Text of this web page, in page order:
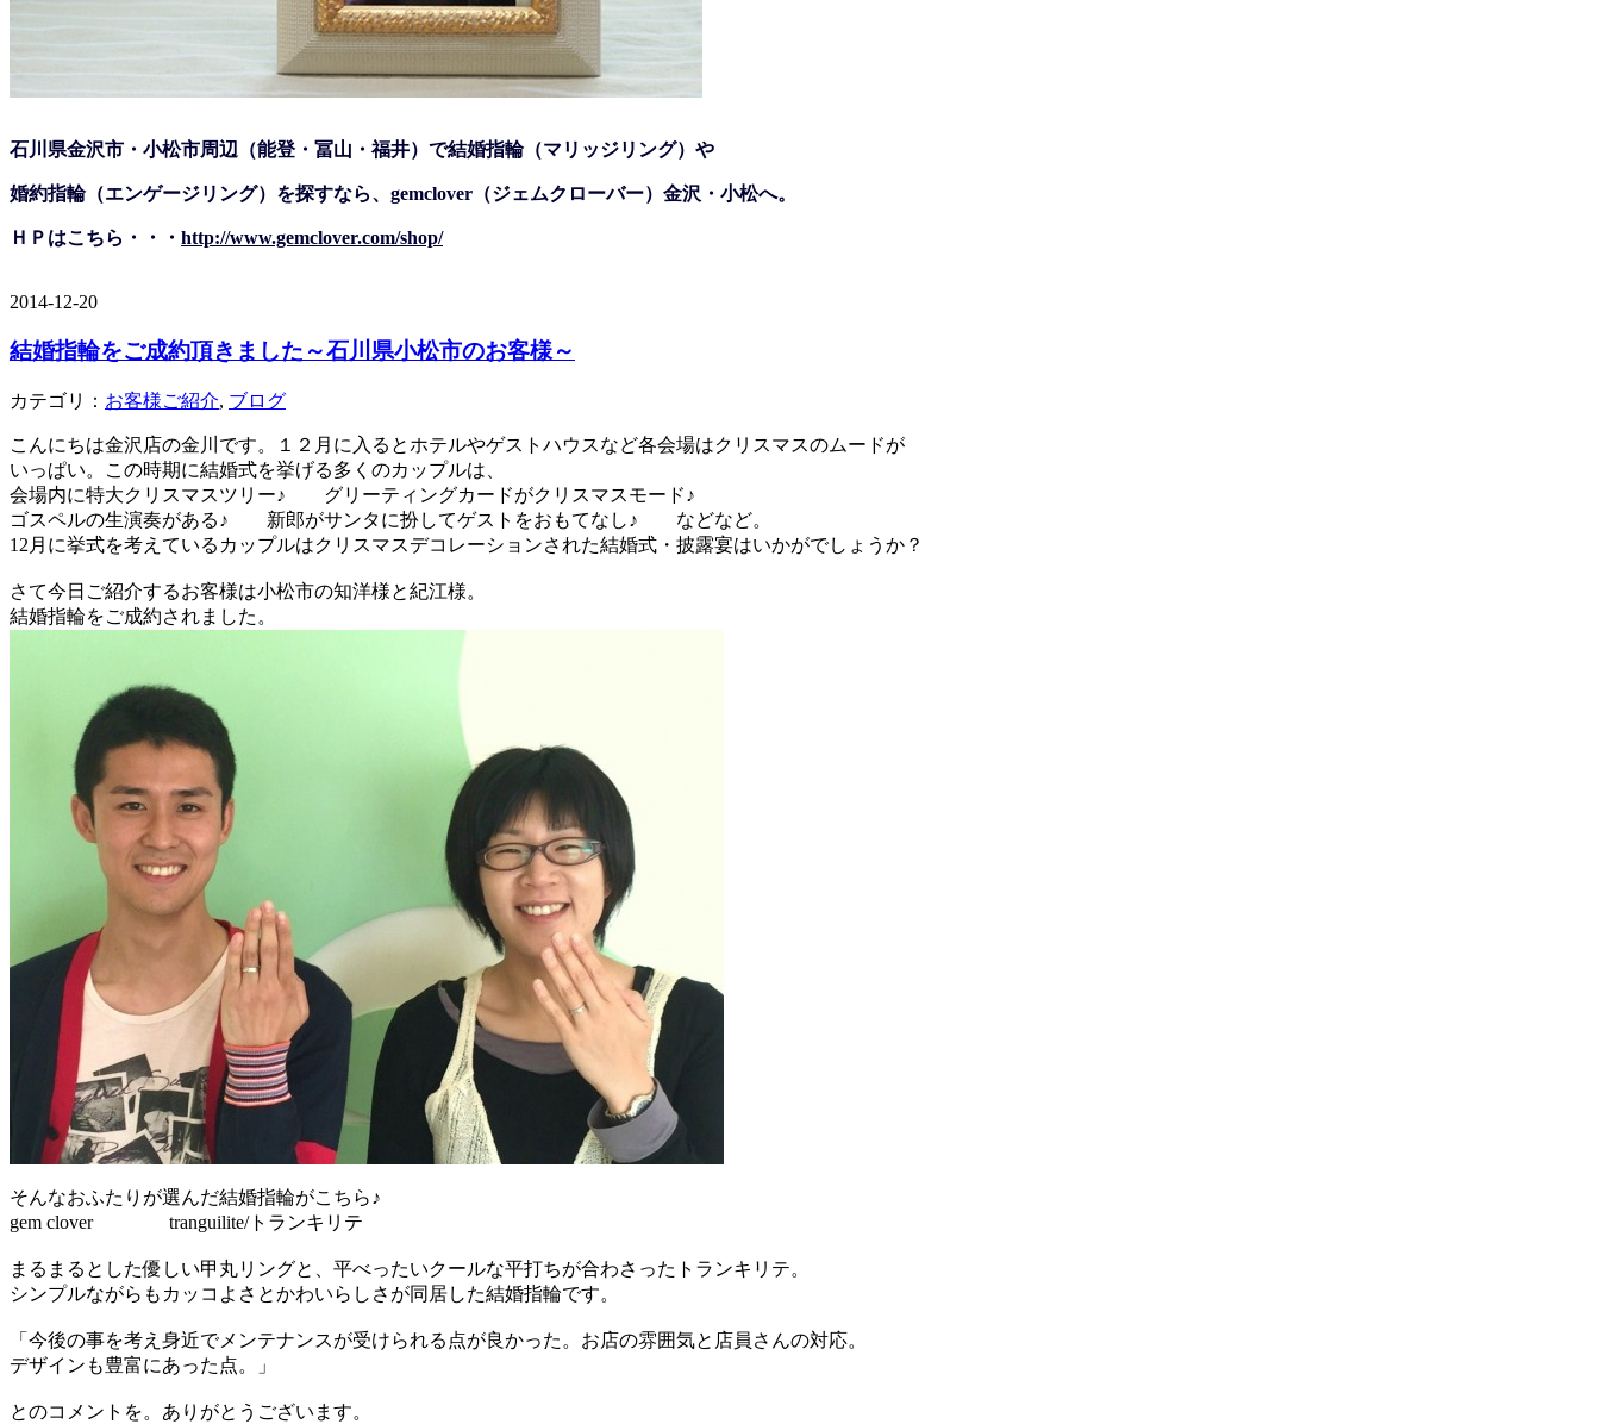
石川県金沢市・小松市周辺（能登・冨山・福井）で結婚指輪（マリッジリング）や
婚約指輪（エンゲージリング）を探すなら、gemclover（ジェムクローバー）金沢・小松へ。
ＨＰはこちら・・・ http://www.gemclover.com/shop/
2014-12-20
結婚指輪をご成約頂きました～石川県小松市のお客様～
カテゴリ： お客様ご紹介, ブログ
こんにちは金沢店の金川です。１２月に入るとホテルやゲストハウスなど各会場はクリスマスのムードが
いっぱい。この時期に結婚式を挙げる多くのカップルは、
会場内に特大クリスマスツリー♪ グリーティングカードがクリスマスモード♪
ゴスペルの生演奏がある♪ 新郎がサンタに扮してゲストをおもてなし♪ などなど。
12月に挙式を考えているカップルはクリスマスデコレーションされた結婚式・披露宴はいかがでしょうか？
さて今日ご紹介するお客様は小松市の知洋様と紀江様。
結婚指輪をご成約されました。
そんなおふたりが選んだ結婚指輪がこちら♪
gem clover tranguilite/トランキリテ
まるまるとした優しい甲丸リングと、平べったいクールな平打ちが合わさったトランキリテ。
シンプルながらもカッコよさとかわいらしさが同居した結婚指輪です。
「今後の事を考え身近でメンテナンスが受けられる点が良かった。お店の雰囲気と店員さんの対応。
デザインも豊富にあった点。」
とのコメントを。ありがとうございます。